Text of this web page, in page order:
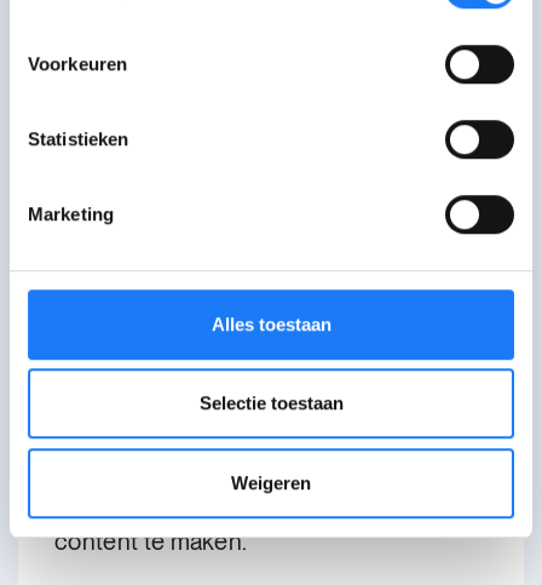
Voorkeuren
Statistieken
Marketing
Alles toestaan
Selectie toestaan
Weigeren
Nu open
Bel 116 000, 24/7 bereikbaar
Ga langs bij JAC
Niet gevonden wat je zocht?
Praat met een andere hulp- of infolijn
Wat vond je van deze
pagina?
content te maken.